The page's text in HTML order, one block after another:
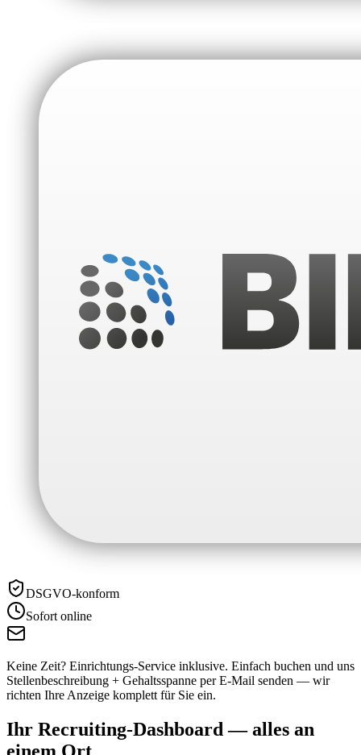
DSGVO-konform
Sofort online
Keine Zeit? Einrichtungs-Service inklusive. Einfach buchen und uns
Stellenbeschreibung + Gehaltsspanne per E-Mail senden — wir
richten Ihre Anzeige komplett für Sie ein.
Ihr Recruiting-Dashboard — alles an